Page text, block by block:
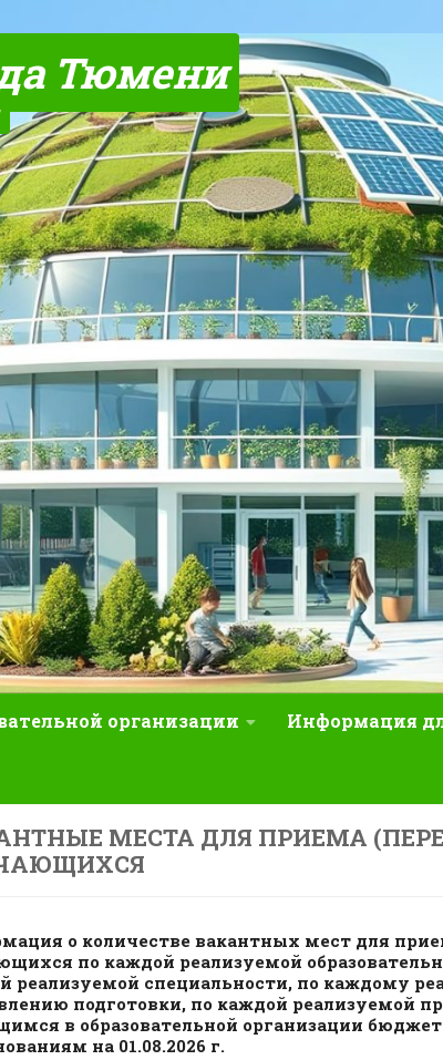
Тюмени
организации Информация
МЕСТА ДЛЯ ПРИЕМА
о количестве вакантных мест для
по каждой реализуемой
реализуемой специальности, по каждому
подготовки, по каждой реализуемой
в образовательной организации
на 01.08.2026 г.